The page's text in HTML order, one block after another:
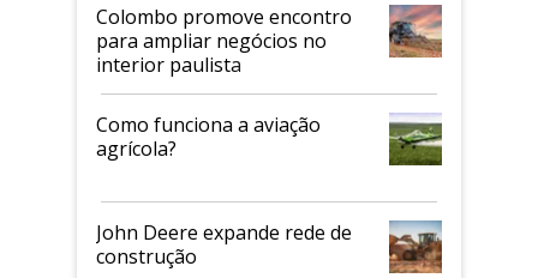
Colombo promove encontro
para ampliar negócios no
interior paulista
Como funciona a aviação
agrícola?
John Deere expande rede de
construção